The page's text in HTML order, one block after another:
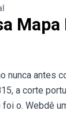
Mapa
nunca antes
a corte
o. Webdê